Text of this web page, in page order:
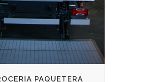
PAQUETERA